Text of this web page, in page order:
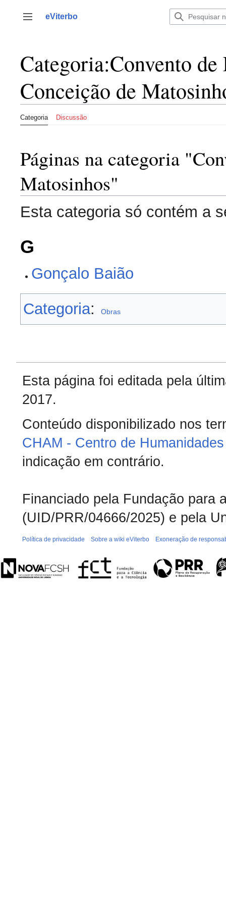
para
Alternar barra lateral
eViterbo
Categoria:Convento de
Conceição de
Categoria Discussão
Páginas na categoria
Matosinhos"
Esta categoria só contém a
G
Gonçalo Baião
Categoria: Obras
Esta página foi editada pela
2017.
Conteúdo disponibilizado nos
CHAM - Centro de
indicação em contrário.
Financiado pela Fundação para
(UID/PRR/04666/2025) e pela
Política de privacidade Sobre a wiki eViterbo Exoneração de